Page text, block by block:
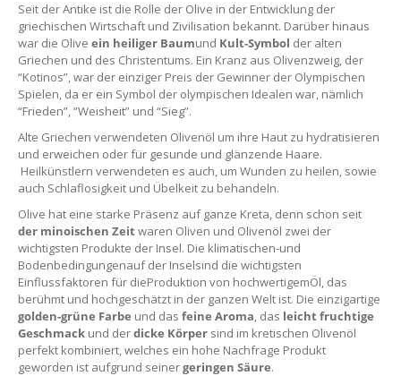
Seit der Antike ist die Rolle der Olive in der Entwicklung der
griechischen Wirtschaft und Zivilisation bekannt. Darüber hinaus
war die Olive ein heiliger Baumund Kult-Symbol der alten
Griechen und des Christentums. Ein Kranz aus Olivenzweig, der
“Kotinos”, war der einziger Preis der Gewinner der Olympischen
Spielen, da er ein Symbol der olympischen Idealen war, nämlich
“Frieden”, “Weisheit” und “Sieg”.
Alte Griechen verwendeten Olivenöl um ihre Haut zu hydratisieren
und erweichen oder für gesunde und glänzende Haare.
Heilkünstlern verwendeten es auch, um Wunden zu heilen, sowie
auch Schlaflosigkeit und Übelkeit zu behandeln.
Olive hat eine starke Präsenz auf ganze Kreta, denn schon seit
der minoischen Zeit waren Oliven und Olivenöl zwei der
wichtigsten Produkte der Insel. Die klimatischen-und
Bodenbedingungenauf der Inselsind die wichtigsten
Einflussfaktoren für dieProduktion von hochwertigemÖl, das
berühmt und hochgeschätzt in der ganzen Welt ist. Die einzigartige
golden-grüne Farbe und das feine Aroma, das leicht fruchtige
Geschmack und derdicke Körper sind im kretischen Olivenöl
perfekt kombiniert, welches ein hohe Nachfrage Produkt
geworden ist aufgrund seinergeringen Säure.